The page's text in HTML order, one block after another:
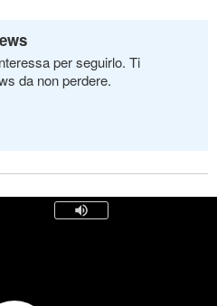
per seguirlo. Ti
da non perdere.